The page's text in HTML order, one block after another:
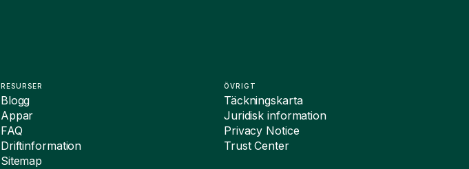
RESURSER
Blogg
Appar
FAQ
Driftinformation
Sitemap
ÖVRIGT
Täckningskarta
Juridisk information
Privacy Notice
Trust Center